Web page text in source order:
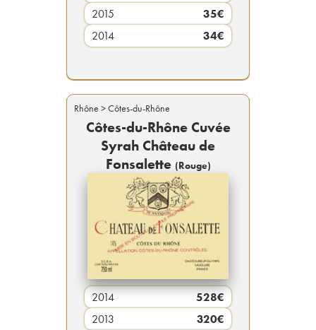
2015
35€
2014
34€
Rhône > Côtes-du-Rhône
Côtes-du-Rhône Cuvée
Syrah Château de
Fonsalette (Rouge)
2014 528€
2013
320€